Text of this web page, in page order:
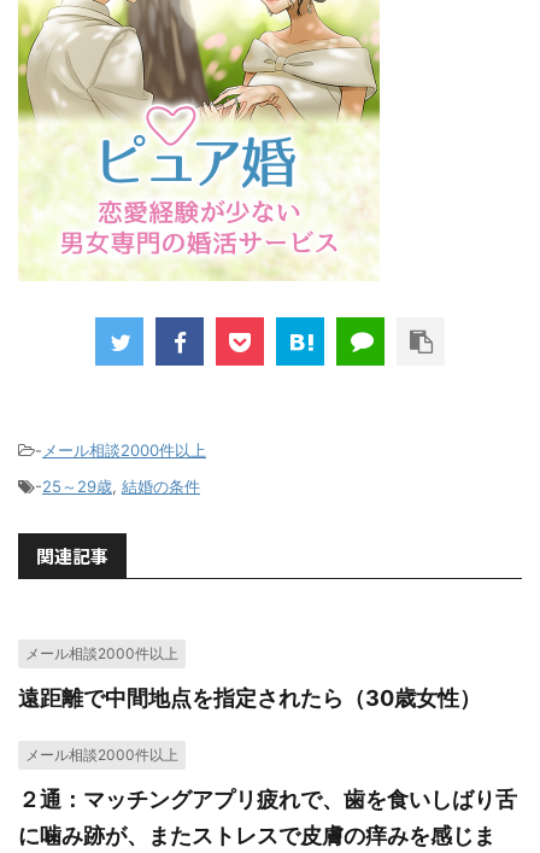
- メール相談2000件以上
-25～29歳, 結婚の条件
関連記事
メール相談2000件以上
遠距離で中間地点を指定されたら（30歳女性）
メール相談2000件以上
２通：マッチングアプリ疲れで、歯を食いしばり舌
に噛み跡が、またストレスで皮膚の痒みを感じま